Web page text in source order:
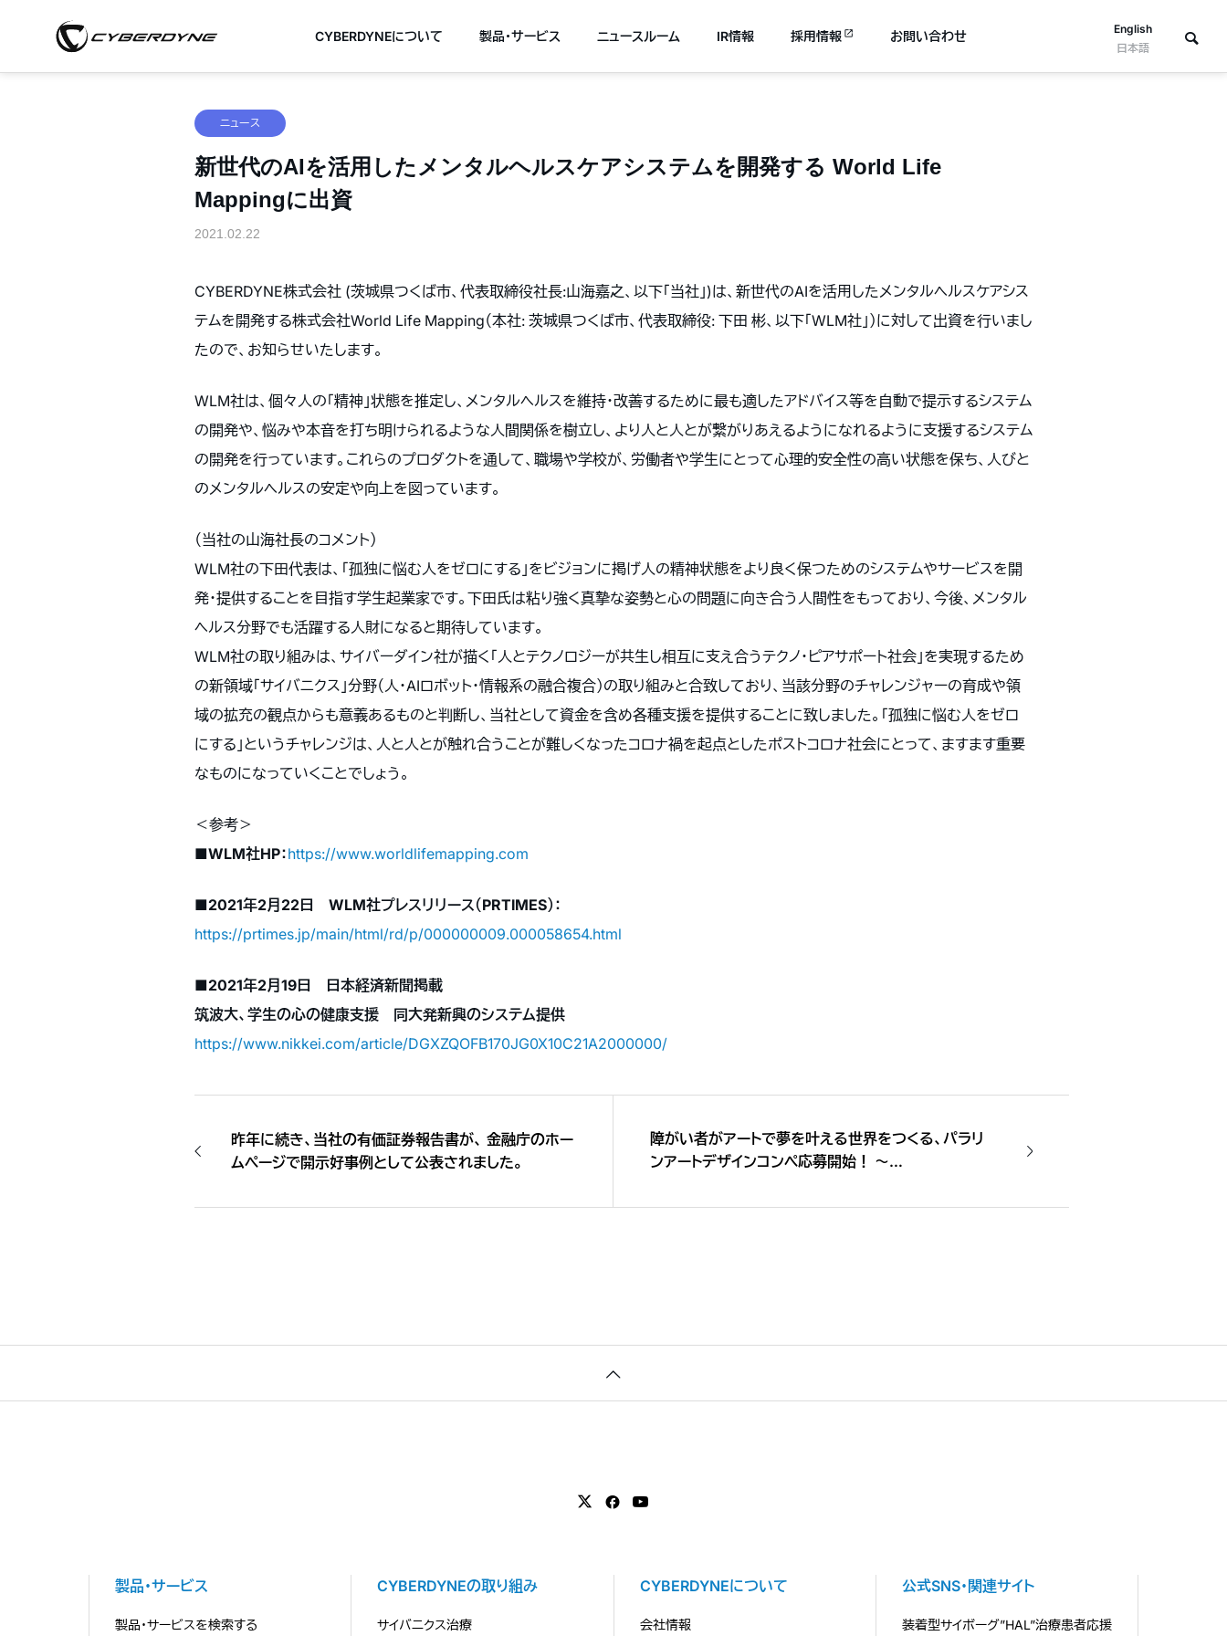
English
日本語
CYBERDYNEについて 製品・サービス ニュースルーム IR情報 採用情報 お問い合わせ
ニュース
新世代のAIを活用したメンタルヘルスケアシステムを開発する World Life
Mappingに出資
2021.02.22
CYBERDYNE株式会社 (茨城県つくば市、代表取締役社長:山海嘉之、以下「当社」)は、新世代のAIを活用したメンタルヘルスケアシス
テムを開発する株式会社World Life Mapping（本社: 茨城県つくば市、代表取締役: 下田 彬、以下「WLM社」）に対して出資を行いまし
たので、お知らせいたします。
WLM社は、個々人の「精神」状態を推定し、メンタルヘルスを維持・改善するために最も適したアドバイス等を自動で提示するシステム
の開発や、悩みや本音を打ち明けられるような人間関係を樹立し、より人と人とが繋がりあえるようになれるように支援するシステム
の開発を行っています。これらのプロダクトを通して、職場や学校が、労働者や学生にとって心理的安全性の高い状態を保ち、人びと
のメンタルヘルスの安定や向上を図っています。
（当社の山海社長のコメント）
WLM社の下田代表は、「孤独に悩む人をゼロにする」をビジョンに掲げ人の精神状態をより良く保つためのシステムやサービスを開
発・提供することを目指す学生起業家です。下田氏は粘り強く真摯な姿勢と心の問題に向き合う人間性をもっており、今後、メンタル
ヘルス分野でも活躍する人財になると期待しています。
WLM社の取り組みは、サイバーダイン社が描く「人とテクノロジーが共生し相互に支え合うテクノ・ピアサポート社会」を実現するため
の新領域「サイバニクス」分野（人・AIロボット・情報系の融合複合）の取り組みと合致しており、当該分野のチャレンジャーの育成や領
域の拡充の観点からも意義あるものと判断し、当社として資金を含め各種支援を提供することに致しました。「孤独に悩む人をゼロ
にする」というチャレンジは、人と人とが触れ合うことが難しくなったコロナ禍を起点としたポストコロナ社会にとって、ますます重要
なものになっていくことでしょう。
＜参考＞
■WLM社HP：https://www.worldlifemapping.com
■2021年2月22日 WLM社プレスリリース（PRTIMES）：
https://prtimes.jp/main/html/rd/p/000000009.000058654.html
■2021年2月19日 日本経済新聞掲載
筑波大、学生の心の健康支援 同大発新興のシステム提供
https://www.nikkei.com/article/DGXZQOFB170JG0X10C21A2000000/
昨年に続き、当社の有価証券報告書が、 金融庁のホー
ムページで開示好事例として公表されました。
障がい者がアートで夢を叶える世界をつくる、パラリ
ンアートデザインコンペ応募開始！ 〜
アサポート社会』」を描く〜
製品・サービス
製品・サービスを検索する
CYBERDYNEの取り組み
サイバニクス治療
CYBERDYNEについて
会社情報
公式SNS・関連サイト
装着型サイボーグ”HAL”治療患者応援